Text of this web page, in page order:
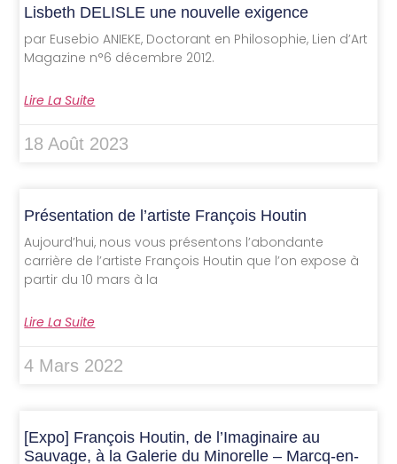
Lisbeth DELISLE une nouvelle exigence
par Eusebio ANIEKE, Doctorant en Philosophie, Lien d’Art
Magazine n°6 décembre 2012.
Lire La Suite
18 Août 2023
Présentation de l’artiste François Houtin
Aujourd’hui, nous vous présentons l’abondante
carrière de l’artiste François Houtin que l’on expose à
partir du 10 mars à la
Lire La Suite
4 Mars 2022
[Expo] François Houtin, de l’Imaginaire au
Sauvage, à la Galerie du Minorelle – Marcq-en-